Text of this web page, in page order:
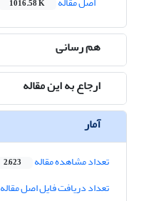
1016.58 K
هم رسانی
ارجاع به این مقاله
آمار
تعداد مشاهده مقاله 2,623
تعداد دریافت فایل اصل مقاله